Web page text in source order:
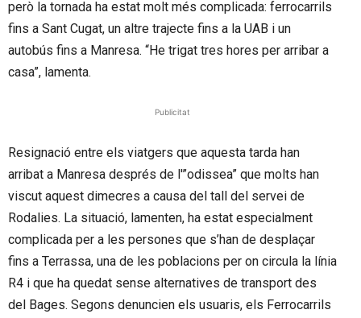
però la tornada ha estat molt més complicada: ferrocarrils
fins a Sant Cugat, un altre trajecte fins a la UAB i un
autobús fins a Manresa. “He trigat tres hores per arribar a
casa”, lamenta.
Publicitat
Resignació entre els viatgers que aquesta tarda han
arribat a Manresa després de l'”odissea” que molts han
viscut aquest dimecres a causa del tall del servei de
Rodalies. La situació, lamenten, ha estat especialment
complicada per a les persones que s’han de desplaçar
fins a Terrassa, una de les poblacions per on circula la línia
R4 i que ha quedat sense alternatives de transport des
del Bages. Segons denuncien els usuaris, els Ferrocarrils